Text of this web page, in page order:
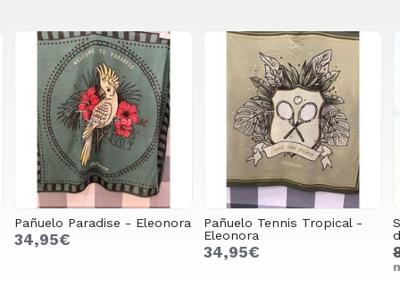
Pañuelo Paradise - Eleonora
34,95€
Pañuelo Tennis Tropical -
Eleonora
34,95€